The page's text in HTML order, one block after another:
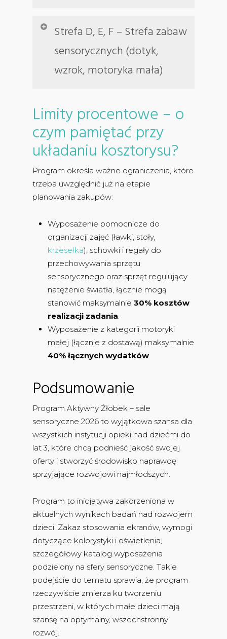
Strefa D, E, F – Strefa zabaw
sensorycznych (dotyk,
wzrok, motoryka mała)
Limity procentowe – o
czym pamiętać przy
układaniu kosztorysu?
Program określa ważne ograniczenia, które
trzeba uwzględnić już na etapie
planowania zakupów:
Wyposażenie pomocnicze do
organizacji zajęć (ławki, stoły,
krzesełka), schowki i regały do
przechowywania sprzętu
sensorycznego oraz sprzęt regulujący
natężenie światła, łącznie mogą
stanowić maksymalnie 30% kosztów
realizacji zadania.
Wyposażenie z kategorii motoryki
małej (łącznie z dostawą) maksymalnie
40% łącznych wydatków.
Podsumowanie
Program Aktywny Żłobek – sale
sensoryczne 2026 to wyjątkowa szansa dla
wszystkich instytucji opieki nad dziećmi do
lat 3, które chcą podnieść jakość swojej
oferty i stworzyć środowisko naprawdę
sprzyjające rozwojowi najmłodszych.
Program to inicjatywa zakorzeniona w
aktualnych wynikach badań nad rozwojem
dzieci. Zakaz stosowania ekranów, wymogi
dotyczące kolorystyki i oświetlenia,
szczegółowy katalog wyposażenia
podzielony na sfery sensoryczne. Takie
podejście do tematu sprawia, że program
rzeczywiście zmierza ku tworzeniu
przestrzeni, w których małe dzieci mają
szansę na optymalny, wszechstronny
rozwój.